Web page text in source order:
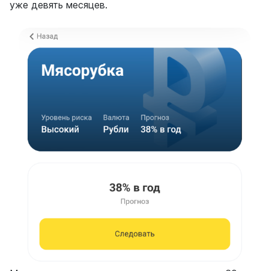
уже девять месяцев.